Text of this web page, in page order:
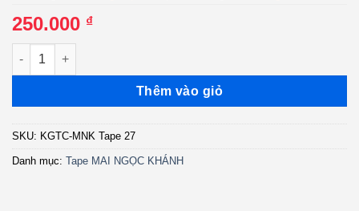
250.000 ₫
Mai Ngọc Khánh Tape 27 - Một Tình Yêu - The Best Of Hằng
Thêm vào giỏ
SKU: KGTC-MNK Tape 27
Danh mục: Tape MAI NGỌC KHÁNH